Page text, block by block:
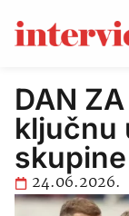
DAN
ključnu
24.06.2026.